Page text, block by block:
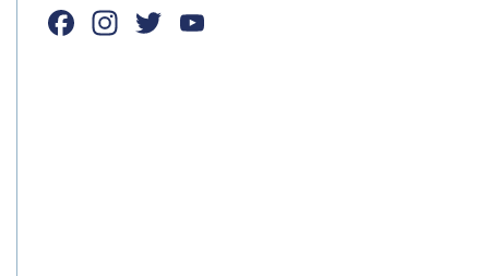
Facebook
Instagram
Twitter